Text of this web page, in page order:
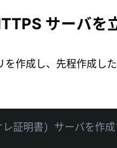
サーバを
を作成し、先程作成し
証明書) サーバを作